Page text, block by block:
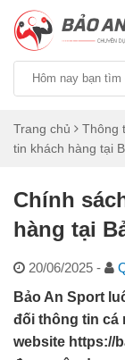
Trang chủ Thông
tin khách hàng tại
Chính
hàng tại
20/06/2025 -
Bảo An Sport
đối thông tin cá
website https://